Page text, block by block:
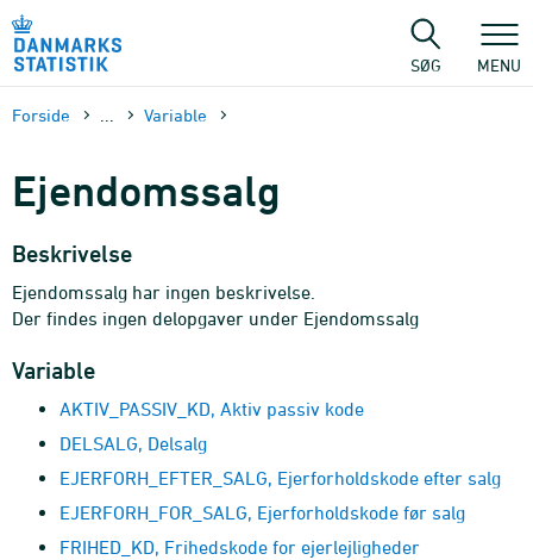
sidens
SØG MENU
Forside Variable
Ejendomssalg
Beskrivelse
Ejendomssalg har ingen beskrivelse.
Der findes ingen delopgaver under Ejendomssalg
Variable
AKTIV_PASSIV_KD, Aktiv passiv kode
DELSALG, Delsalg
EJERFORH_EFTER_SALG, Ejerforholdskode efter salg
EJERFORH_FOR_SALG, Ejerforholdskode før salg
FRIHED_KD, Frihedskode for ejerlejligheder